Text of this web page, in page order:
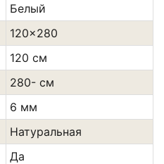
Белый
120x280
120 см
280- см
6 мм
Натуральная
Да